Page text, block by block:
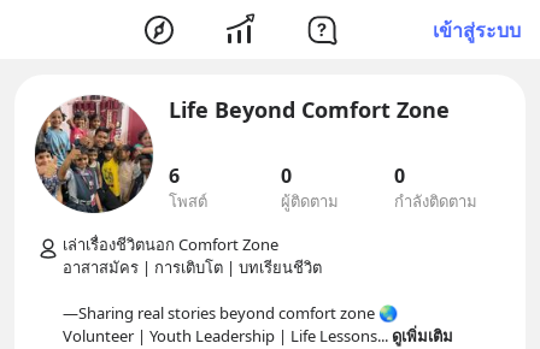
เข้าสู่ระบบ
Life Beyond Comfort Zone
6
โพสต์
0
ผู้ติดตาม
0
กำลังติดตาม
เล่าเรื่องชีวิตนอก Comfort Zone
อาสาสมัคร | การเติบโต | บทเรียนชีวิต
—Sharing real stories beyond comfort zone 🌏
Volunteer | Youth Leadership | Life Lessons... ดูเพิ่มเติม